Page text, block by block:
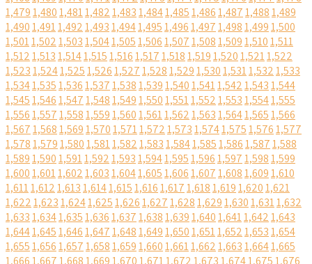
1,4791,4801,4811,4821,4831,4841,4851,4861,4871,4881,489
1,4901,4911,4921,4931,4941,4951,4961,4971,4981,4991,500
1,5011,5021,5031,5041,5051,5061,5071,5081,5091,5101,511
1,5121,5131,5141,5151,5161,5171,5181,5191,5201,5211,522
1,5231,5241,5251,5261,5271,5281,5291,5301,5311,5321,533
1,5341,5351,5361,5371,5381,5391,5401,5411,5421,5431,544
1,5451,5461,5471,5481,5491,5501,5511,5521,5531,5541,555
1,5561,5571,5581,5591,5601,5611,5621,5631,5641,5651,566
1,5671,5681,5691,5701,5711,5721,5731,5741,5751,5761,577
1,5781,5791,5801,5811,5821,5831,5841,5851,5861,5871,588
1,5891,5901,5911,5921,5931,5941,5951,5961,5971,5981,599
1,6001,6011,6021,6031,6041,6051,6061,6071,6081,6091,610
1,6111,6121,6131,6141,6151,6161,6171,6181,6191,6201,621
1,6221,6231,6241,6251,6261,6271,6281,6291,6301,6311,632
1,6331,6341,6351,6361,6371,6381,6391,6401,6411,6421,643
1,6441,6451,6461,6471,6481,6491,6501,6511,6521,6531,654
1,6551,6561,6571,6581,6591,6601,6611,6621,6631,6641,665